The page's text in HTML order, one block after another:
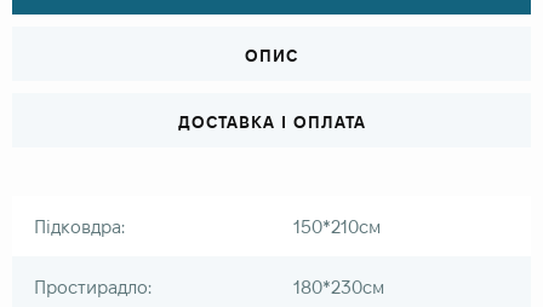
ОПИС
ДОСТАВКА І ОПЛАТА
Підковдра: 150*210см
Простирадло: 180*230см